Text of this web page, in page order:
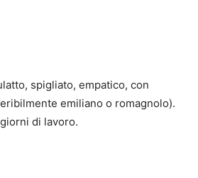
spigliato, empatico, con
emiliano o romagnolo).
di lavoro.